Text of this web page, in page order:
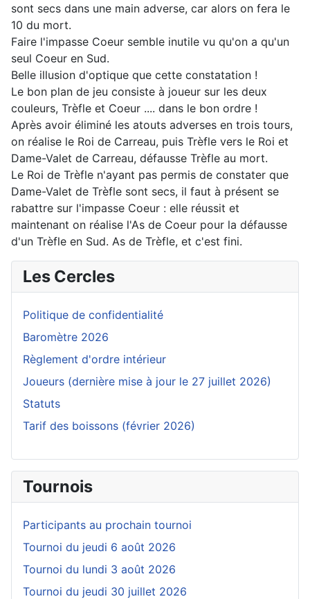
sont secs dans une main adverse, car alors on fera le
10 du mort.
Faire l'impasse Coeur semble inutile vu qu'on a qu'un
seul Coeur en Sud.
Belle illusion d'optique que cette constatation !
Le bon plan de jeu consiste à joueur sur les deux
couleurs, Trèfle et Coeur .... dans le bon ordre !
Après avoir éliminé les atouts adverses en trois tours,
on réalise le Roi de Carreau, puis Trèfle vers le Roi et
Dame-Valet de Carreau, défausse Trèfle au mort.
Le Roi de Trèfle n'ayant pas permis de constater que
Dame-Valet de Trèfle sont secs, il faut à présent se
rabattre sur l'impasse Coeur : elle réussit et
maintenant on réalise l'As de Coeur pour la défausse
d'un Trèfle en Sud. As de Trèfle, et c'est fini.
Les Cercles
Politique de confidentialité
Baromètre 2026
Règlement d'ordre intérieur
Joueurs (dernière mise à jour le 27 juillet 2026)
Statuts
Tarif des boissons (février 2026)
Tournois
Participants au prochain tournoi
Tournoi du jeudi 6 août 2026
Tournoi du lundi 3 août 2026
Tournoi du jeudi 30 juillet 2026